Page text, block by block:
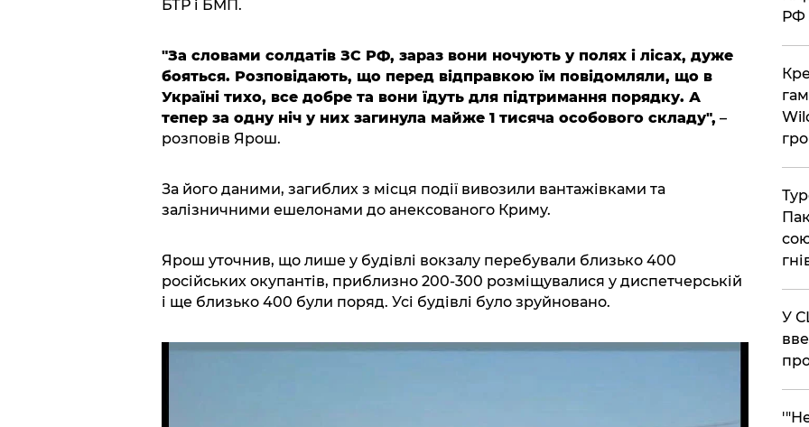
БТР і БМП.
"За словами солдатів ЗС РФ, зараз вони ночують у полях і лісах, дуже
бояться. Розповідають, що перед відправкою їм повідомляли, що в
Україні тихо, все добре та вони їдуть для підтримання порядку. А
тепер за одну ніч у них загинула майже 1 тисяча особового складу", –
розповів Ярош.
За його даними, загиблих з місця події вивозили вантажівками та
залізничними ешелонами до анексованого Криму.
Ярош уточнив, що лише у будівлі вокзалу перебували близько 400
російських окупантів, приблизно 200-300 розміщувалися у диспетчерській
і ще близько 400 були поряд. Усі будівлі було зруйновано.
РФ
​У